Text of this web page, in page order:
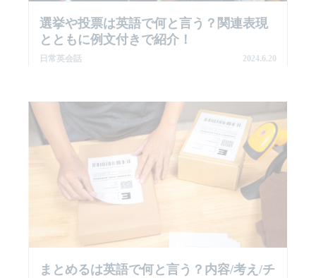
選挙や投票は英語で何と言う？関連表現
とともに例文付きで紹介！
日常英会話 2024.6.20
まとめるは英語で何と言う？内容/考え/チ